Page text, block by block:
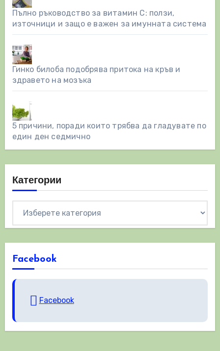
Пълно ръководство за витамин С: ползи,
източници и защо е важен за имунната система
Гинко билоба подобрява притока на кръв и
здравето на мозъка
5 причини, поради които трябва да гладувате по
един ден седмично
Категории
Facebook
Facebook